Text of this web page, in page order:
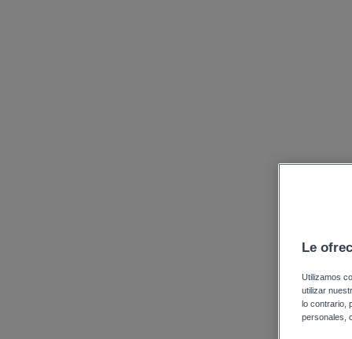
Le
Utilizamos
utilizar
lo contrario,
personales,